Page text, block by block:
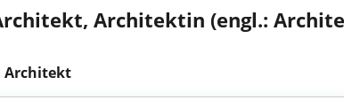
Architektin (engl.:
Architekt